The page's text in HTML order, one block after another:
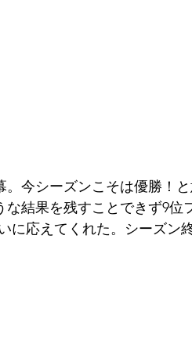
今シーズンこそは優勝！
結果を残すことできず9位
に応えてくれた。シーズン